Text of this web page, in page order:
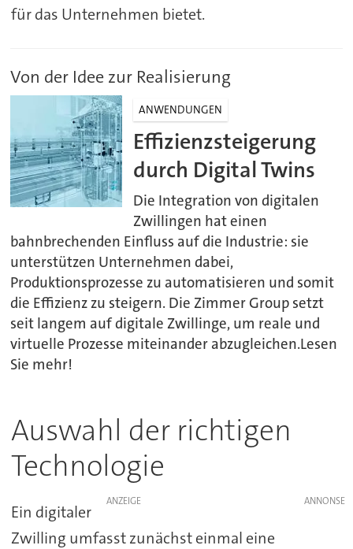
für das Unternehmen bietet.
Von der Idee zur Realisierung
ANWENDUNGEN
Effizienzsteigerung
durch Digital Twins
Die Integration von digitalen
Zwillingen hat einen
bahnbrechenden Einfluss auf die Industrie: sie
unterstützen Unternehmen dabei,
Produktionsprozesse zu automatisieren und somit
die Effizienz zu steigern. Die Zimmer Group setzt
seit langem auf digitale Zwillinge, um reale und
virtuelle Prozesse miteinander abzugleichen.Lesen
Sie mehr!
Auswahl der richtigen
Technologie
ANZEIGE
Ein digitaler
Zwilling umfasst zunächst einmal eine